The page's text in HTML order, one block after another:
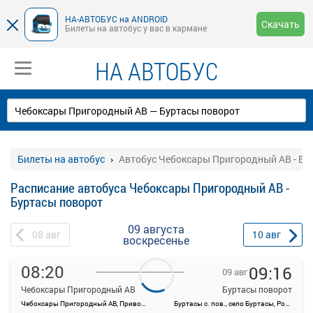
НА-АВТОБУС на ANDROID
Билеты на автобус у вас в кармане
Скачать
НА АВТОБУС
Билеты на автобус Автобус Чебоксары Пригородный АВ -
Расписание автобуса Чебоксары Пригородный АВ -
Буртасы поворот
08 авг 09 августа
воскресенье 10авг
08:20
Чебоксары Пригородный АВ
Чебоксары Пригородный АВ, Привокзальная ул., 3
09 авг09:16
Буртасы поворот
Буртасы с. пов., село Буртасы, Россия
На данной странице вы можете ознакомиться с расписанием и